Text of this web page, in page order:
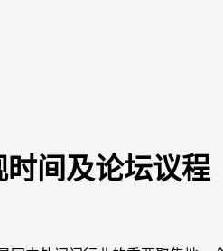
间及论坛议程